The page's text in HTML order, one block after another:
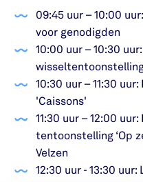
09:45 uur – 10:00
voor genodigden
10:00 uur – 10:30
wisseltentoonstelling
10:30 uur – 11:30
'Caissons'
11:30 uur – 12:00
tentoonstelling ‘Op
Velzen
12:30 uur - 13:30